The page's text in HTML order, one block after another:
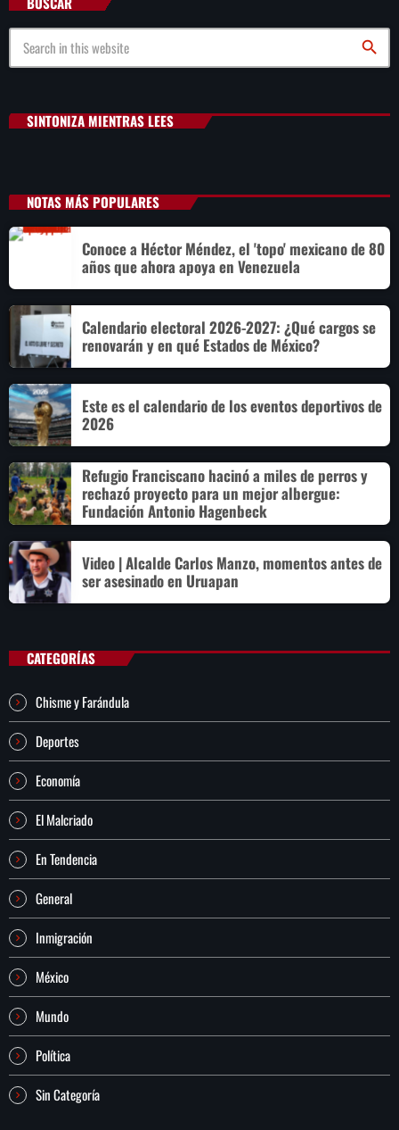
search
SINTONIZA MIENTRAS LEES
NOTAS MÁS POPULARES
Conoce a Héctor Méndez, el 'topo' mexicano de 80
años que ahora apoya en Venezuela
Calendario electoral 2026-2027: ¿Qué cargos se
renovarán y en qué Estados de México?
Este es el calendario de los eventos deportivos de
2026
Refugio Franciscano hacinó a miles de perros y
rechazó proyecto para un mejor albergue:
Fundación Antonio Hagenbeck
Video | Alcalde Carlos Manzo, momentos antes de
ser asesinado en Uruapan
CATEGORÍAS
Chisme y Farándula
Deportes
Economía
El Malcriado
En Tendencia
General
Inmigración
México
Mundo
Política
Sin Categoría